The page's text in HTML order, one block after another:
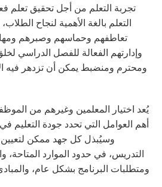
تجربة التعلم من أجل تحقيق تعلم
التعلم بالغة الأهمية لنجاح
تعاطفهم وحماسهم وصبرهم
وإدارتهم الفعالة للفصل الدراسي
ومحترم ومنضبط يمكن أن تزدهر فيه
يُعد اختيار المعلمين وغيرهم من
أهم العوامل التي تحدد جودة التعليم
وسيُبذل كل جهد ممكن
التدريس، في حدود الموارد المتاحة،
ومتطلبات البرنامج بشكل عام،